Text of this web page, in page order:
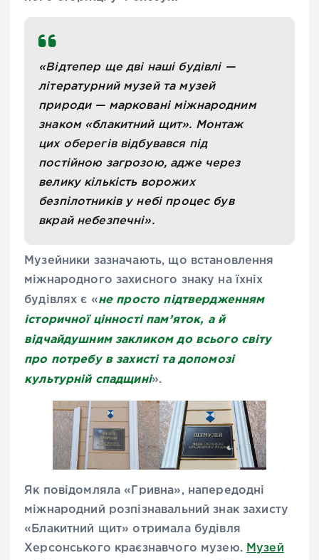
«Відтепер ще дві наші будівлі —
літературний музей та музей
природи — марковані міжнародним
знаком «блакитний щит». Монтаж
цих оберегів відбувався під
постійною загрозою, адже через
велику кількість ворожих
безпілотників у небі процес був
вкрай небезпечні».
Музейники зазначають, що встановлення
міжнародного захисного знаку на їхніх
будівлях є «не просто підтвердженням
історичної цінності пам’яток, а й
відчайдушним закликом до всього світу
про потребу в захисті та допомозі
культурній спадщині».
Як повідомляла «Гривна», напередодні
міжнародний розпізнавальний знак захисту
«Блакитний щит» отримала будівля
Херсонського краєзнавчого музею. Музей